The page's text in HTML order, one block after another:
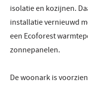
isolatie en kozijnen.
installatie vernieuwd
een Ecoforest
zonnepanelen.
De woonark is